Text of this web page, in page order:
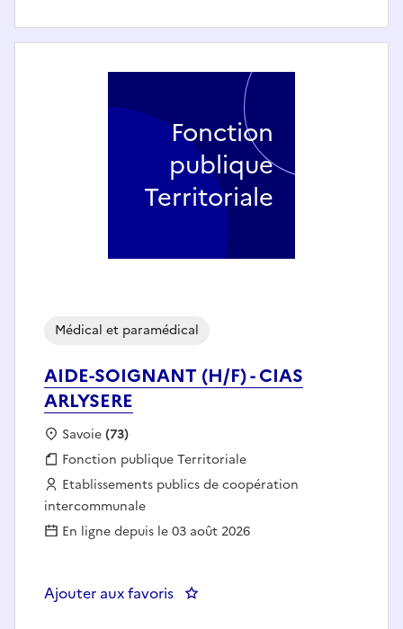
AIDE-SOIGNANT (H/F) - CIAS
ARLYSERE
Médical et paramédical
Localisation :
Savoie(73)
Fonction publique :
Fonction publique Territoriale
Employeur :
Etablissements publics de coopération
intercommunale
En ligne depuis le 03 août 2026
Ajouter aux favoris : AIDE-SOIGNANT (H/F) - CIAS
Fonction
publique
Territoriale